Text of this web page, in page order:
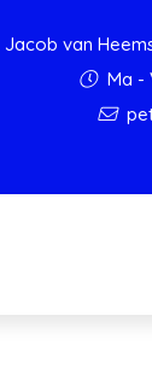
Jacob van
Ma -